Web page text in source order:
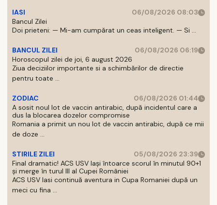
IASI
06/08/2026 08:03
Bancul Zilei
Doi prieteni: — Mi-am cumpărat un ceas inteligent. — Si ...
BANCUL ZILEI
06/08/2026 06:19
Horoscopul zilei de joi, 6 august 2026
Ziua deciziilor importante si a schimbărilor de directie
pentru toate ...
ZODIAC
06/08/2026 01:44
A sosit noul lot de vaccin antirabic, după incidentul care a
dus la blocarea dozelor compromise
Romania a primit un nou lot de vaccin antirabic, după ce mii
de doze ...
STIRILE ZILEI
05/08/2026 23:39
Final dramatic! ACS USV Iași întoarce scorul în minutul 90+1
și merge în turul III al Cupei României
ACS USV Iasi continuă aventura in Cupa Romaniei după un
meci cu fina ...